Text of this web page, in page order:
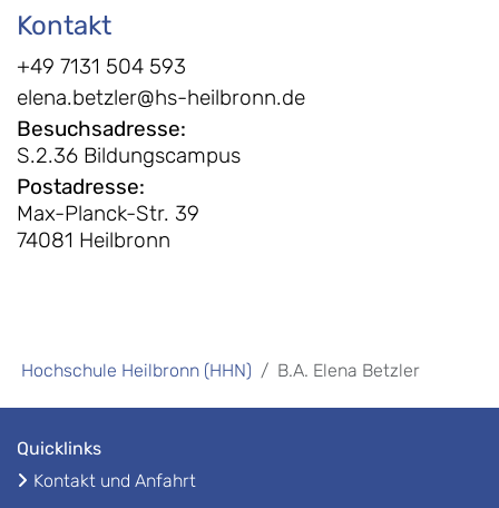
Kontakt
+49 7131 504 593
elena.betzler@hs-heilbronn.de
Besuchsadresse:
S.2.36 Bildungscampus
Postadresse:
Max-Planck-Str. 39
74081 Heilbronn
Hochschule Heilbronn (HHN) B.A. Elena Betzler
Quicklinks
Kontakt und Anfahrt